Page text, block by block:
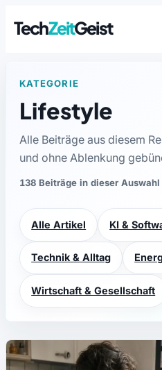
TechZeitGeist
KATEGORIE
Lifestyle
Alle Beiträge aus diesem
und ohne Ablenkung
138 Beiträge in dieser Auswahl
Alle Artikel KI &
Technik & Alltag
Wirtschaft & Gesellschaft